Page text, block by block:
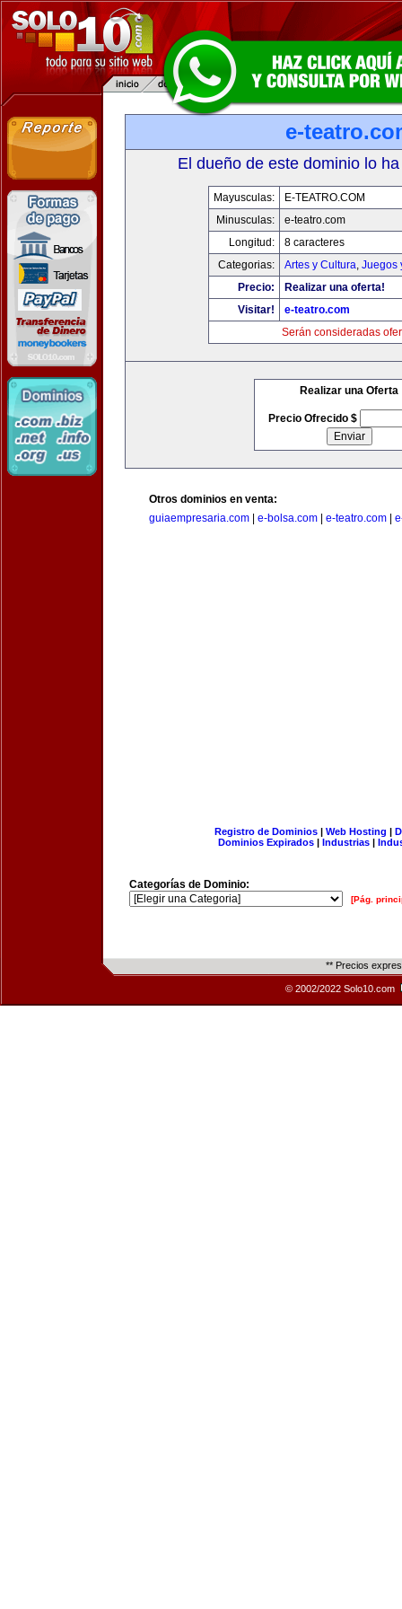
e-
El dueño de este dominio lo
Mayusculas:
E-TEATRO.COM
Minusculas:
e-teatro.com
Longitud:
8 caracteres
Categorias:
Artes y Cultura, Juegos
Precio:
Realizar una oferta!
Visitar!
e-teatro.com
Serán consideradas
Realizar una Oferta
Precio Ofrecido $
Otros dominios en venta:
guiaempresaria.com
e-bolsa.com e-teatro.com
Registro de Dominios| Web Hosting |
Dominios Expirados | Industrias |
Categorías de Dominio:
[Pág.
** Precios
© 2002/2022 Solo10.com